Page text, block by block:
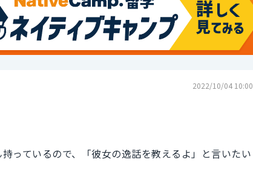
2022/10/04 10:00
っているので、「彼女の逸話を教えるよ」と言いたい